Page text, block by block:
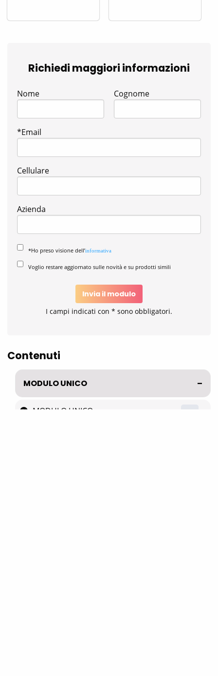
Richiedi maggiori informazioni
Nome Cognome
*Email
Cellulare
Azienda
*Ho preso visione dell’informativa
Voglio restare aggiornato sulle novità e su prodotti simili
Invia il modulo
I campi indicati con * sono obbligatori.
Contenuti
MODULO UNICO
MODULO UNICO 30 '